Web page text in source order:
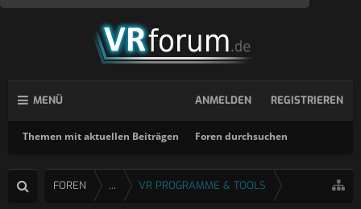
MENÜ
Themen mit aktuellen Beiträgen Foren durchsuchen
ANMELDEN REGISTRIEREN
FOREN ... VR PROGRAMME & TOOLS